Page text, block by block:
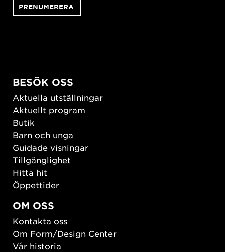
BESÖK OSS
Aktuella utställningar
Aktuellt program
Butik
Barn och unga
Guidade visningar
Tillgänglighet
Hitta hit
Öppettider
OM OSS
Kontakta oss
Om Form/Design Center
Vår historia